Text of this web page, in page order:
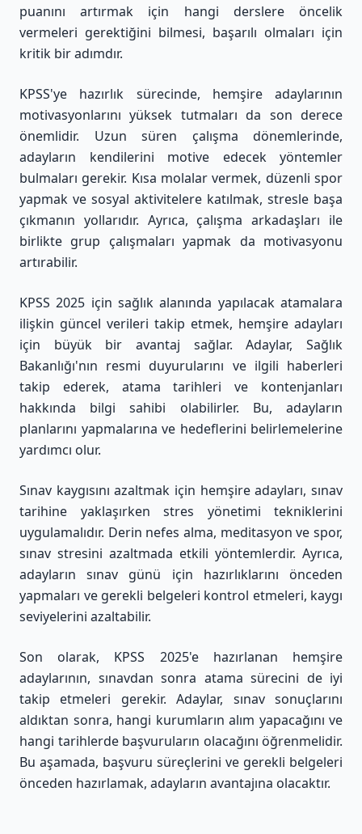
puanını artırmak için hangi derslere öncelik
vermeleri gerektiğini bilmesi, başarılı olmaları için
kritik bir adımdır.
KPSS'ye hazırlık sürecinde, hemşire adaylarının
motivasyonlarını yüksek tutmaları da son derece
önemlidir. Uzun süren çalışma dönemlerinde,
adayların kendilerini motive edecek yöntemler
bulmaları gerekir. Kısa molalar vermek, düzenli spor
yapmak ve sosyal aktivitelere katılmak, stresle başa
çıkmanın yollarıdır. Ayrıca, çalışma arkadaşları ile
birlikte grup çalışmaları yapmak da motivasyonu
artırabilir.
KPSS 2025 için sağlık alanında yapılacak atamalara
ilişkin güncel verileri takip etmek, hemşire adayları
için büyük bir avantaj sağlar. Adaylar, Sağlık
Bakanlığı'nın resmi duyurularını ve ilgili haberleri
takip ederek, atama tarihleri ve kontenjanları
hakkında bilgi sahibi olabilirler. Bu, adayların
planlarını yapmalarına ve hedeflerini belirlemelerine
yardımcı olur.
Sınav kaygısını azaltmak için hemşire adayları, sınav
tarihine yaklaşırken stres yönetimi tekniklerini
uygulamalıdır. Derin nefes alma, meditasyon ve spor,
sınav stresini azaltmada etkili yöntemlerdir. Ayrıca,
adayların sınav günü için hazırlıklarını önceden
yapmaları ve gerekli belgeleri kontrol etmeleri, kaygı
seviyelerini azaltabilir.
Son olarak, KPSS 2025'e hazırlanan hemşire
adaylarının, sınavdan sonra atama sürecini de iyi
takip etmeleri gerekir. Adaylar, sınav sonuçlarını
aldıktan sonra, hangi kurumların alım yapacağını ve
hangi tarihlerde başvuruların olacağını öğrenmelidir.
Bu aşamada, başvuru süreçlerini ve gerekli belgeleri
önceden hazırlamak, adayların avantajına olacaktır.